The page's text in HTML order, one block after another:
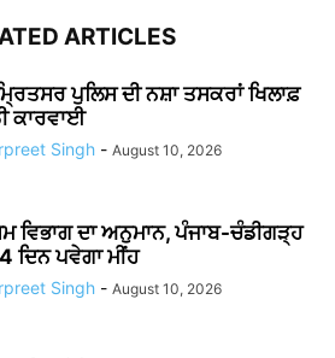
ARTICLES
ਪੁਲਿਸ ਦੀ ਨਸ਼ਾ ਤਸਕਰਾਂ ਖਿਲਾਫ਼
ਕਾਰਵਾਈ
Singh - August 10, 2026
ਵਿਭਾਗ ਦਾ ਅਨੁਮਾਨ, ਪੰਜਾਬ-ਚੰਡੀਗੜ੍ਹ
ਦਿਨ ਪਵੇਗਾ ਮੀਂਹ
Singh - August 10, 2026